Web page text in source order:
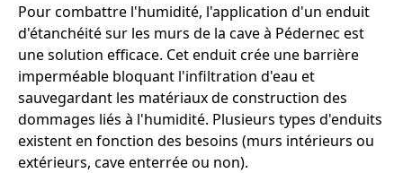
Pour combattre l'humidité, l'application d'un enduit
d'étanchéité sur les murs de la cave à Pédernec est
une solution efficace. Cet enduit crée une barrière
imperméable bloquant l'infiltration d'eau et
sauvegardant les matériaux de construction des
dommages liés à l'humidité. Plusieurs types d'enduits
existent en fonction des besoins (murs intérieurs ou
extérieurs, cave enterrée ou non).